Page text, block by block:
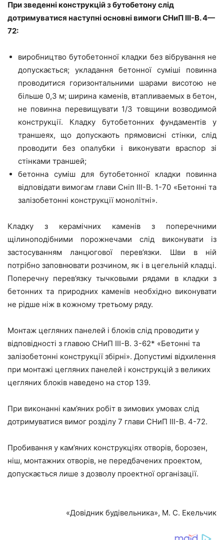
При зведенні конструкцій з бутобетону слід
дотримуватися наступні основні вимоги СНиП III-B. 4—
72:
виробництво бутобетонної кладки без вібрування не
допускається; укладання бетонної суміші повинна
проводитися горизонтальними шарами висотою не
більше 0,3 м; ширина каменів, втапливаемых в бетон,
не повинна перевищувати 1/3 товщини возводимой
конструкції. Кладку бутобетонних фундаментів у
траншеях, що допускають прямовисні стінки, слід
проводити без опалубки і виконувати враспор зі
стінками траншей;
бетонна суміш для бутобетонної кладки повинна
відповідати вимогам глави Сніп III-B. 1-70 «Бетонні та
залізобетонні конструкції монолітні».
Кладку з керамічних каменів з поперечними
щілиноподібними порожнечами слід виконувати із
застосуванням ланцюгової перев’язки. Шви в ній
потрібно заповнювати розчином, як і в цегельній кладці.
Поперечну перев’язку тычковыми рядами в кладки з
бетонних та природних каменів необхідно виконувати
не рідше ніж в кожному третьому ряду.
Монтаж цегляних панелей і блоків слід проводити у
відповідності з главою СНиП III-B. 3-62* «Бетонні та
залізобетонні конструкції збірні». Допустимі відхилення
при монтажі цегляних панелей і конструкцій з великих
цегляних блоків наведено на стор 139.
При виконанні кам’яних робіт в зимових умовах слід
дотримуватися вимог розділу 7 глави СНиП III-B. 4-72.
Пробивання у кам’яних конструкціях отворів, борозен,
ніш, монтажних отворів, не передбачених проектом,
допускається лише з дозволу проектної організації.
«Довідник будівельника», М. С. Екельчик